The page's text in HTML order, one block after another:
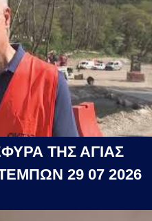
ΤΗΣ ΑΓΙΑΣ
29 07 2026